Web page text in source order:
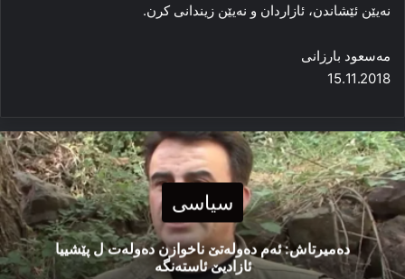
نه‌یێن ئێشاندن، ئازاردان و نه‌یێن زیندانی کرن.
مه‌سعود بارزانی
15.11.2018
سیاسی
دەمیرتاش: ئەم دەولەتێ ناخوازن دەولەت ل پێشییا
ئازادیێ ئاستەنگە